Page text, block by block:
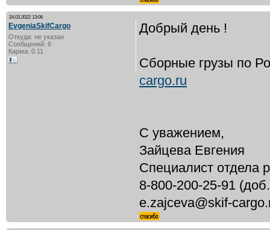
24.03.2022 13:06
EvgeniaSkifCargo
Откуда: не указан
Сообщений: 6
Карма: 0.11
Добрый день !
Сборные грузы по
cargo.ru
С уважением,
Зайцева Евгения
Специалист отдела
8-800-200-25-91
e.zajceva@skif-